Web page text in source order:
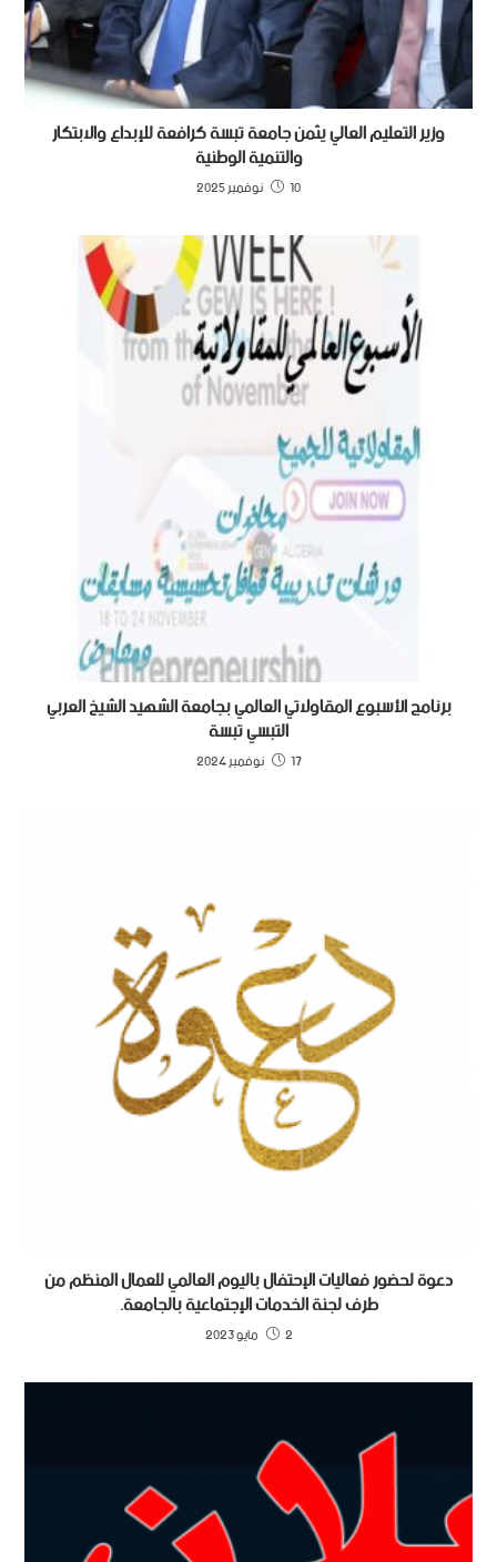
وزير التعليم العالي يثمن جامعة تبسة كرافعة للإبداع والابتكار
والتنمية الوطنية
10 نوفمبر 2025
برنامج الأسبوع المقاولاتي العالمي بجامعة الشهيد الشيخ العربي
التبسي تبسة
17 نوفمبر 2024
دعوة لحضور فعاليات الإحتفال باليوم العالمي للعمال المنظم من
طرف لجنة الخدمات الإجتماعية بالجامعة.
2 مايو 2023